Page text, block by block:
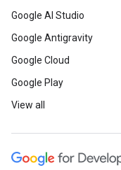
Google AI Studio
Google Antigravity
Google Cloud
Google Play
View all